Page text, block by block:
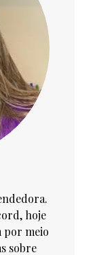
hoje
por meio
sobre